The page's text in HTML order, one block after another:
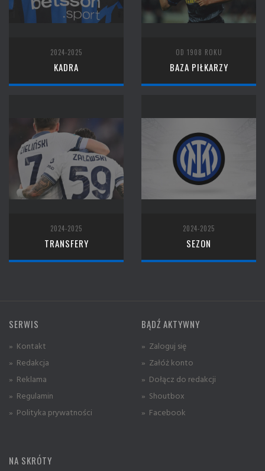
2024-2025
KADRA
OD 1908 ROKU
BAZA PIŁKARZY
2024-2025
TRANSFERY
2024-2025
SEZON
SERWIS
» Kontakt
» Redakcja
» Reklama
» Regulamin
» Polityka prywatności
BĄDŹ AKTYWNY
» Zaloguj się
» Załóż konto
» Dołącz do redakcji
» Shoutbox
» Facebook
NA SKRÓTY